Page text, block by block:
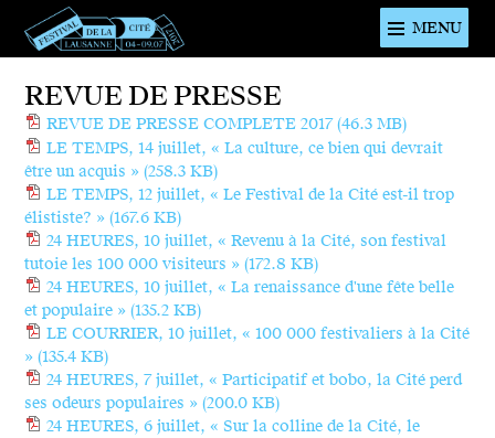
Festival de
la cité de
Lausanne -
du 4 au 9
juillet 2017 -
46ème
édition
MENU
REVUE DE PRESSE
REVUE DE PRESSE COMPLETE 2017(46.3 MB)
LE TEMPS, 14 juillet, « La culture, ce bien qui devrait
être un acquis »(258.3 KB)
LE TEMPS, 12 juillet, « Le Festival de la Cité est-il trop
élististe? »(167.6 KB)
24 HEURES, 10 juillet, « Revenu à la Cité, son festival
tutoie les 100 000 visiteurs »(172.8 KB)
24 HEURES, 10 juillet, « La renaissance d'une fête belle
et populaire »(135.2 KB)
LE COURRIER, 10 juillet, « 100 000 festivaliers à la Cité
»(135.4 KB)
24 HEURES, 7 juillet, « Participatif et bobo, la Cité perd
ses odeurs populaires »(200.0 KB)
24 HEURES, 6 juillet, « Sur la colline de la Cité, le